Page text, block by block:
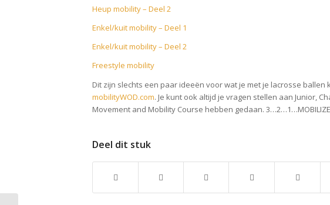
Heup mobility – Deel 2
Enkel/kuit mobility – Deel 1
Enkel/kuit mobility – Deel 2
Freestyle mobility
Dit zijn slechts een paar ideeën voor wat je met je lacrosse
mobilityWOD.com. Je kunt ook altijd je vragen stellen aan Junior,
Movement and Mobility Course hebben gedaan.
Deel dit stuk